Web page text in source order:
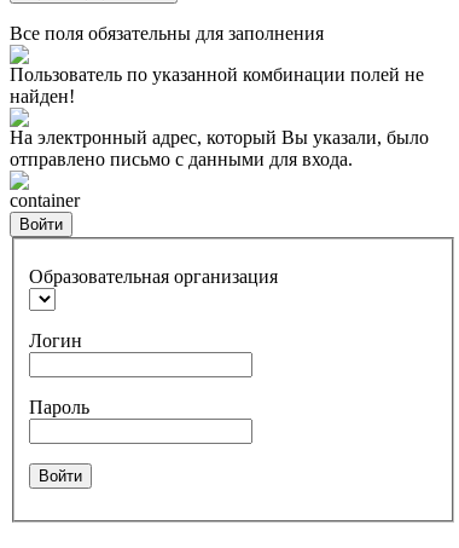
Все поля обязательны для заполнения
Пользователь по указанной комбинации полей не
найден!
На электронный адрес, который Вы указали, было
отправлено письмо с данными для входа.
container
Войти
Образовательная организация
Логин
Пароль
Войти